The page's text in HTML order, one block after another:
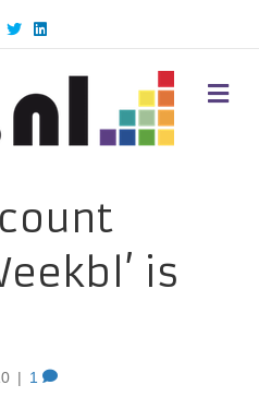
T
w
i
n
d
M
E
is
| 1